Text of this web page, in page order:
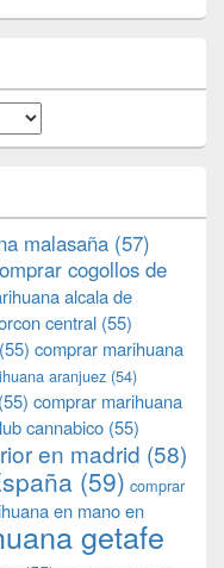
malasaña (57)
cogollos de
alcala de
central (55)
(55) comprar marihuana
aranjuez (54)
(55) comprar marihuana
cannabico (55)
en madrid (58)
(59) comprar
en mano en
getafe